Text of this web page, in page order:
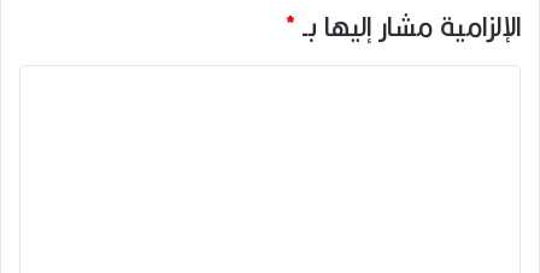
الإلزامية مشار إليها بـ*
ا